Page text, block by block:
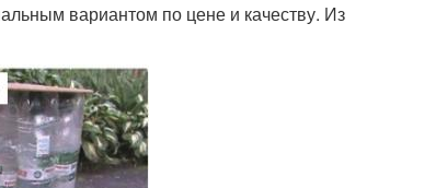
вариантом по цене и качеству. Из